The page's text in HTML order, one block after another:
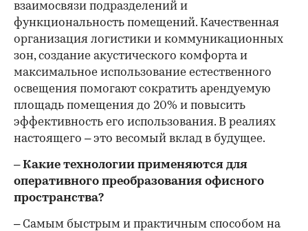
взаимосвязи подразделений и
функциональность помещений. Качественная
организация логистики и коммуникационных
зон, создание акустического комфорта и
максимальное использование естественного
освещения помогают сократить арендуемую
площадь помещения до 20% и повысить
эффективность его использования. В реалиях
настоящего – это весомый вклад в будущее.
– Какие технологии применяются для
оперативного преобразования офисного
пространства?
– Самым быстрым и практичным способом на